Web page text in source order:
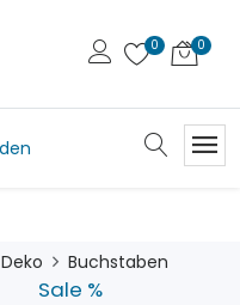
Buchstaben
Sale %